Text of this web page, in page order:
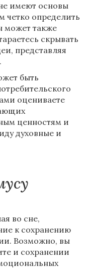
имеют основы
четко определить
может также
скрывать
представляя
быть
оцениваете
ценностям и
духовные и
во сне,
к сохранению
Возможно, вы
и сохранении